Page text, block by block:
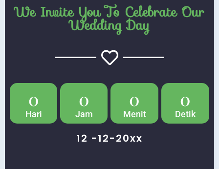
We Invite You To Celebrate Our
Wedding Day
0
Hari
0
Jam
0
Menit
0
Detik
12 -12-20xx